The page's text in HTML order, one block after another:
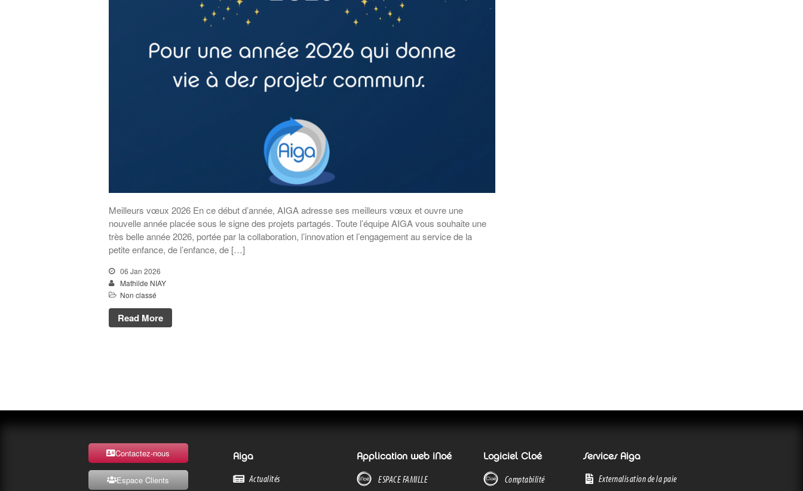
Meilleurs vœux 2026 En ce début d’année, AIGA adresse ses meilleurs vœux et ouvre une
nouvelle année placée sous le signe des projets partagés. Toute l’équipe AIGA vous souhaite une
très belle année 2026, portée par la collaboration, l’innovation et l’engagement au service de la
petite enfance, de l’enfance, de […]
06 Jan 2026
Mathilde NIAY
Non classé
Read More
Contactez-nous
Espace Clients
Aiga
Actualités
Application web iNoé
ESPACE FAMILLE
Logiciel Cloé
Comptabilité
Services Aiga
Externalisation de la paie